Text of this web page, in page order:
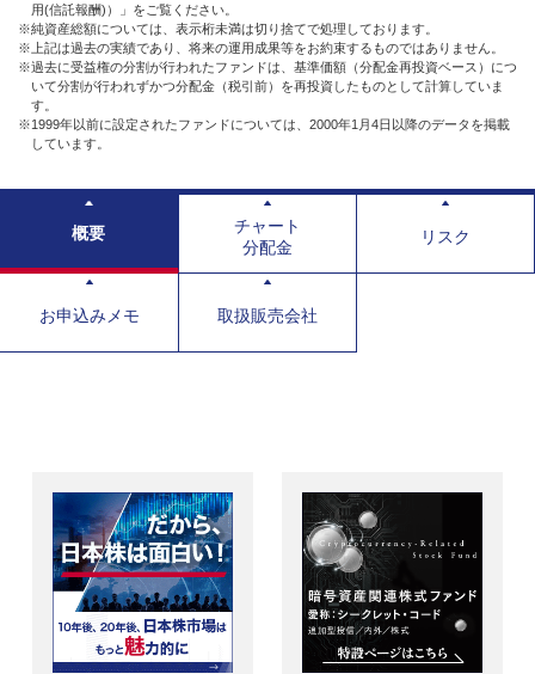
用(信託報酬)）」をご覧ください。
※純資産総額については、表示桁未満は切り捨てで処理しております。
※上記は過去の実績であり、将来の運用成果等をお約束するものではありません。
※過去に受益権の分割が行われたファンドは、基準価額（分配金再投資ベース）につ
いて分割が行われずかつ分配金（税引前）を再投資したものとして計算していま
す。
※1999年以前に設定されたファンドについては、2000年1月4日以降のデータを掲載
しています。
概要
チャート
分配金
リスク
お申込みメモ 取扱販売会社